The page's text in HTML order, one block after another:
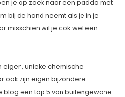
je op zoek naar een paddo met
bij de hand neemt als je in je
misschien wil je ook wel een
eigen, unieke chemische
ook zijn eigen bijzondere
blog een top 5 van buitengewone